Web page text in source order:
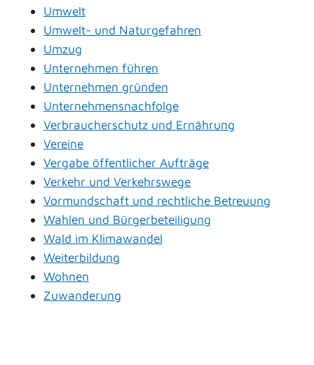
Umwelt
Umwelt- und Naturgefahren
Umzug
Unternehmen führen
Unternehmen gründen
Unternehmensnachfolge
Verbraucherschutz und Ernährung
Vereine
Vergabe öffentlicher Aufträge
Verkehr und Verkehrswege
Vormundschaft und rechtliche Betreuung
Wahlen und Bürgerbeteiligung
Wald im Klimawandel
Weiterbildung
Wohnen
Zuwanderung